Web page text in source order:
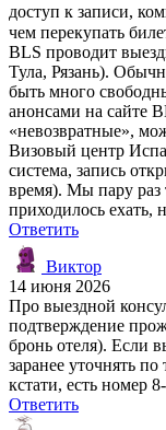
доступ к записи,
чем перекупать
BLS проводит
Тула, Рязань).
быть много
анонсами на сайте
«невозвратные»,
Визовый центр
система, запись
время). Мы пару
приходилось ехать,
Ответить
Виктор
14 июня 2026
Про выездной
подтверждение
бронь отеля). Если
заранее уточнять
кстати, есть номер
Ответить